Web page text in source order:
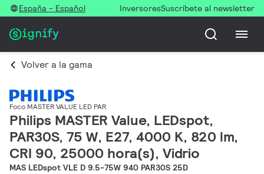
España - Español InversoresSuscríbete al newsletter
Volver a la gama
Foco MASTER VALUE LED PAR
Philips MASTER Value, LEDspot,
PAR30S, 75 W, E27, 4000 K, 820 lm,
CRI 90, 25000 hora(s), Vidrio
MAS LEDspot VLE D 9.5-75W 940 PAR30S 25D